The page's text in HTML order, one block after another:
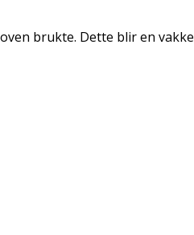
brukte. Dette blir en